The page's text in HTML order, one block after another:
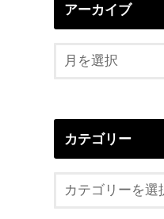
アーカイブ
カテゴリー